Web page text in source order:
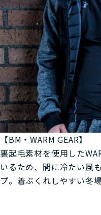
【BM・WARM GEAR】
裏起毛素材を使用した
いるため、間に冷たい風
プ。着ぶくれしやすい冬